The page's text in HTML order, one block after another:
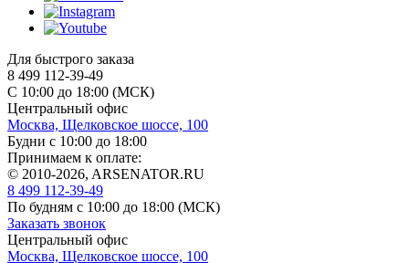
Для быстрого заказа
8 499 112-39-49
С 10:00 до 18:00 (МСК)
Центральный офис
Москва, Щелковское шоссе, 100
Будни с 10:00 до 18:00
Принимаем к оплате:
© 2010-2026, ARSENATOR.RU
8 499 112-39-49
По будням с 10:00 до 18:00 (МСК)
Заказать звонок
Центральный офис
Москва, Щелковское шоссе, 100